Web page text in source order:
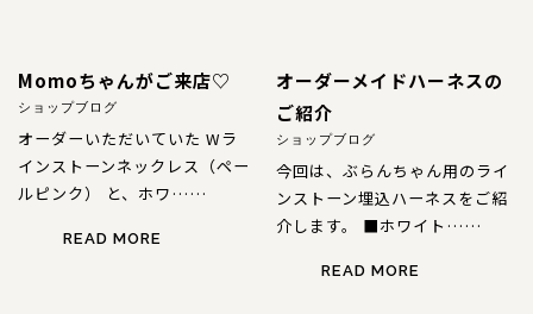
Momoちゃんがご来店♡
ショップブログ
オーダーいただいていた Wラ
インストーンネックレス（ペー
ルピンク） と、ホワ……
READ MORE
オーダーメイドハーネスの
ご紹介
ショップブログ
今回は、ぶらんちゃん用のライ
ンストーン埋込ハーネスをご紹
介します。 ■ホワイト……
READ MORE